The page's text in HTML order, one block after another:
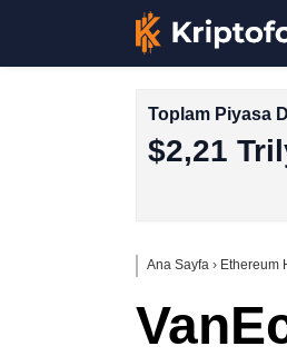
Toplam Piyasa
$2,21
Ana Sayfa › Ethereum